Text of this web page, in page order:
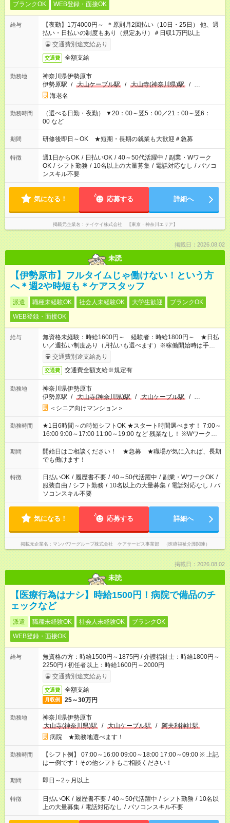
ブランクOK
WEB登録・面接OK
給与
【夜勤】1万4000円～ ＊原則月2回払い（10日・25日） 他、週
払い・日払いの制度もあり（規定あり）＃日収1万円以上
交通費別途支給あり
交通費 全額支給
勤務地
神奈川県伊勢原市
伊勢原駅 / 大山ケーブル駅 / 大山寺(神奈川県)駅 / …
海老名
勤務時間
（選べる日勤・夜勤） ▼20：00～翌5：00／21：00～翌6：
00 など
期間 研修後即日～OK ★短期・長期の就業も大歓迎＃急募
特徴 週1日からOK / 日払いOK / 40～50代活躍中 / 副業・Wワーク
OK / シフト勤務 / 10名以上の大量募集 / 電話対応なし / パソコ
ンスキル不要
気になる！ 応募する 詳細へ
掲載元企業名 テイケイ株式会社 【東京・神奈川エリア】
掲載日：2026.08.02
未読
【伊勢原市】フルタイムじゃ働けない！という方
へ＊週2や時短も＊ケアスタッフ
派遣 職種未経験OK 社会人未経験OK 大学生歓迎
ブランクOK
WEB登録・面接OK
給与
無資格未経験：時給1600円～ 経験者：時給1800円～ ★日払
い／週払い制度あり（月払いも選べます）※稼働開始時は手続き
完了次第のお支払いとなります。
交通費別途支給あり
交通費 交通費全額支給※規定有
勤務地
神奈川県伊勢原市
伊勢原駅 / 大山寺(神奈川県)駅 / 大山ケーブル駅 / …
＜シニア向けマンション＞
勤務時間
★1日6時間～の時短シフトOK ★スタート時間選べます！ 7:00～
16:00 9:00～17:00 11:00～19:00 など 残業なし！ ※Wワークの
場合、他のお仕事と合わせ週40時間超の就業はご案内できませ
ん ※法令に基づき、週20時間以上勤務は社会保険への加入対象
となります ※労働者派遣法（日雇い派遣の原則禁止）により、
短時間・短期間の就業はご案内が難しい場合があります
期間
開始日はご相談ください！ ★急募 ★職場が気に入れば、長期
でも働けます！
特徴 日払いOK / 履歴書不要 / 40～50代活躍中 / 副業・WワークOK /
服装自由 / シフト勤務 / 10名以上の大量募集 / 電話対応なし / パ
ソコンスキル不要
気になる！ 応募する 詳細へ
掲載元企業名 マンパワーグループ株式会社 ケアサービス事業部 （医療福祉介護関連）
掲載日：2026.08.02
未読
【医療行為はナシ】時給1500円！病院で備品のチ
ェックなど
派遣 職種未経験OK 社会人未経験OK
ブランクOK
WEB登録・面接OK
給与
無資格の方：時給1500円～1875円 / 介護福祉士：時給1800円～
2250円 / 初任者以上：時給1600円～2000円
交通費別途支給あり
交通費 全額支給
月収例 25～30万円
勤務地
神奈川県伊勢原市
大山寺(神奈川県)駅
/ 大山ケーブル駅 / 阿夫利神社駅
病院 ★勤務地選べます！
勤務時間
【シフト例】 07:00～16:00 09:00～18:00 17:00～09:00 ※ 上記
は一例です！その他シフトもご相談ください！
期間 即日～2ヶ月以上
特徴 日払いOK / 履歴書不要 / 40～50代活躍中 / シフト勤務 / 10名以
上の大量募集 / 電話対応なし / パソコンスキル不要